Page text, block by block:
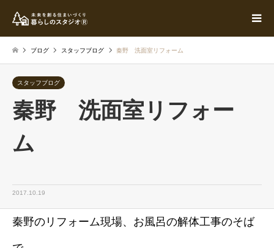
ブログ スタッフブログ 秦野 洗面室リフォーム
スタッフブログ
秦野 洗面室リフォー
ム
2017.10.19
秦野のリフォーム現場、お風呂の解体工事のそば